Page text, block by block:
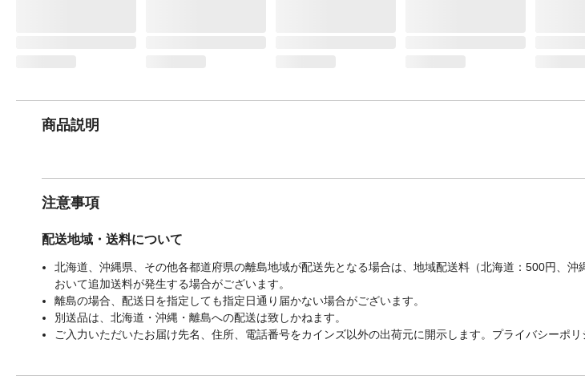
商品説明
注意事項
配送地域・送料について
北海道、沖縄県、その他各都道府県の離島地域が配送先となる場合は、地域配送料（北海道：500円、
おいて追加送料が発生する場合がございます。
離島の場合、配送日を指定しても指定日通り届かない場合がございます。
別送品は、北海道・沖縄・離島への配送は致しかねます。
ご入力いただいたお届け先名、住所、電話番号をカインズ以外の出荷元に開示します。プライバシーポリ